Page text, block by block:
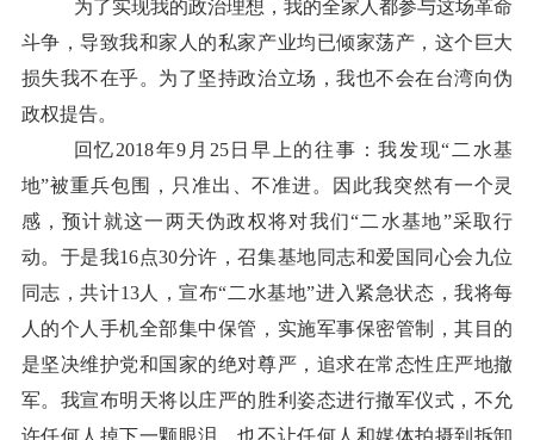
为了实现我的政治理想，我的全家人都参与这场革命
斗争，导致我和家人的私家产业均已倾家荡产，这个巨大
损失我不在乎。为了坚持政治立场，我也不会在台湾向伪
政权提告。
回忆2018年9月25日早上的往事：我发现“二水基
地”被重兵包围，只准出、不准进。因此我突然有一个灵
感，预计就这一两天伪政权将对我们“二水基地”采取行
动。于是我16点30分许，召集基地同志和爱国同心会九位
同志，共计13人，宣布“二水基地”进入紧急状态，我将每
人的个人手机全部集中保管，实施军事保密管制，其目的
是坚决维护党和国家的绝对尊严，追求在常态性庄严地撤
军。我宣布明天将以庄严的胜利姿态进行撤军仪式，不允